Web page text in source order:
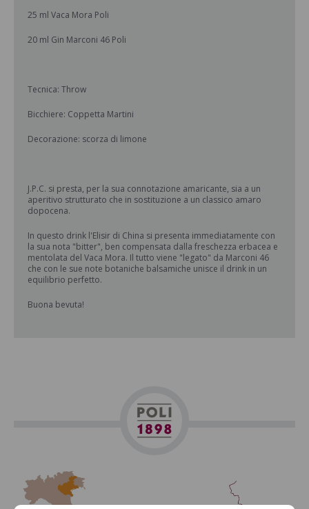
25 ml Vaca Mora Poli
20 ml Gin Marconi 46 Poli
Tecnica: Throw
Bicchiere: Coppetta Martini
Decorazione: scorza di limone
J.P.C. si presta, per la sua connotazione amaricante, sia a un
aperitivo strutturato che in sostituzione a un classico amaro
dopocena.
In questo drink l'Elisir di China si presenta immediatamente con
la sua nota "bitter", ben compensata dalla freschezza erbacea e
mentolata del Vaca Mora. Il tutto viene "legato" da Marconi 46
che con le sue note botaniche balsamiche unisce il drink in un
equilibrio perfetto.
Buona bevuta!